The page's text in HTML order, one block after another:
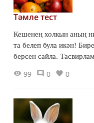
Тәмле тест
Кешенең холкын аның
та белеп була икән!
берсен сайла.
99 0 0